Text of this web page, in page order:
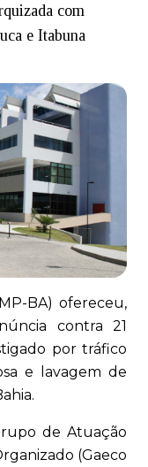
com
e Itabuna
BA) ofereceu,
contra 21
por tráfico
e lavagem de
de Atuação
(Gaeco